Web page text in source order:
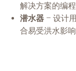
解决方案的编程
潜水器 – 设计
合易受洪水影响